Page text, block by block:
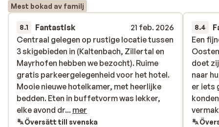
Mest bokad av familj
8.1 Fantastisk
21 feb. 2026
Centraal gelegen op rustige locatie tussen
3 skigebieden in (Kaltenbach, Zillertal en
Mayrhofen hebben we bezocht). Ruime
gratis parkeergelegenheid voor het hotel.
Mooie nieuwe hotelkamer, met heerlijke
bedden. Eten in buffetvorm was lekker,
elke avond drie keuzes qua maaltijd. In het
hotel werden gezamenlijke activiteiten
Centraal gelegen op rustige locatie tussen
3 skigebieden in (Kaltenbach, Zillertal en
Mayrhofen hebben we bezocht). Ruime
gratis parkeergelegenheid voor het hotel.
Mooie nieuwe hotelkamer, met heerlijke
bedden. Eten in buffetvorm was lekker,
elke avond dr... mer
Översätt till svenska
8.4
Een
doet
naar
er iets
Een
doet
naar
er iets